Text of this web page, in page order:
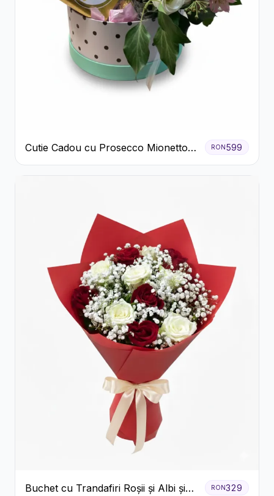
Cutie Cadou cu Prosecco Mionetto
Ferrero Rocher și Flori Pastelate
RON599
Buchet cu Trandafiri Roșii și Albi și RON329